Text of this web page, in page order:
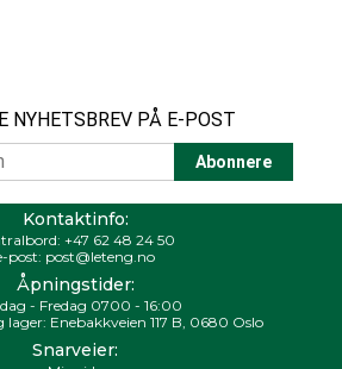
NYHETSBREV PÅ E-POST
Kontaktinfo:
+47 62 48 24 50
post: post@leteng.no
Åpningstider:
- Fredag 0700 - 16:00
lager: Enebakkveien 117 B, 0680 Oslo
Snarveier: